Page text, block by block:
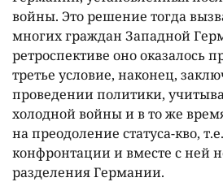
войны. Это решение тогда
многих граждан Западной
ретроспективе оно оказалось
третье условие, наконец,
проведении политики,
холодной войны и в то же
на преодоление статуса-кво,
конфронтации и вместе с ней
разделения Германии.